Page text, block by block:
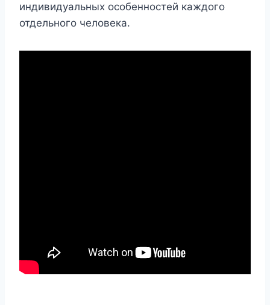
индивидуальных особенностей каждого
отдельного человека.